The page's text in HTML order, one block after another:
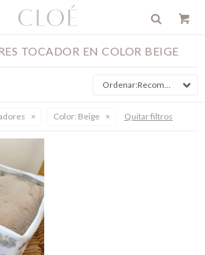
TOCADOR EN COLOR BEIGE
Recomendados
Color: Beige Quitar filtros